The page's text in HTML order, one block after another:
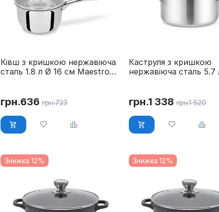
Ківш з кришкою нержавіюча
сталь 1.8 л Ø 16 см Maestro
грн.636 грн.723
Каструля з кришкою
нержавіюча сталь
грн.1 338 грн.1 520
Знижка 12% Знижка 12%